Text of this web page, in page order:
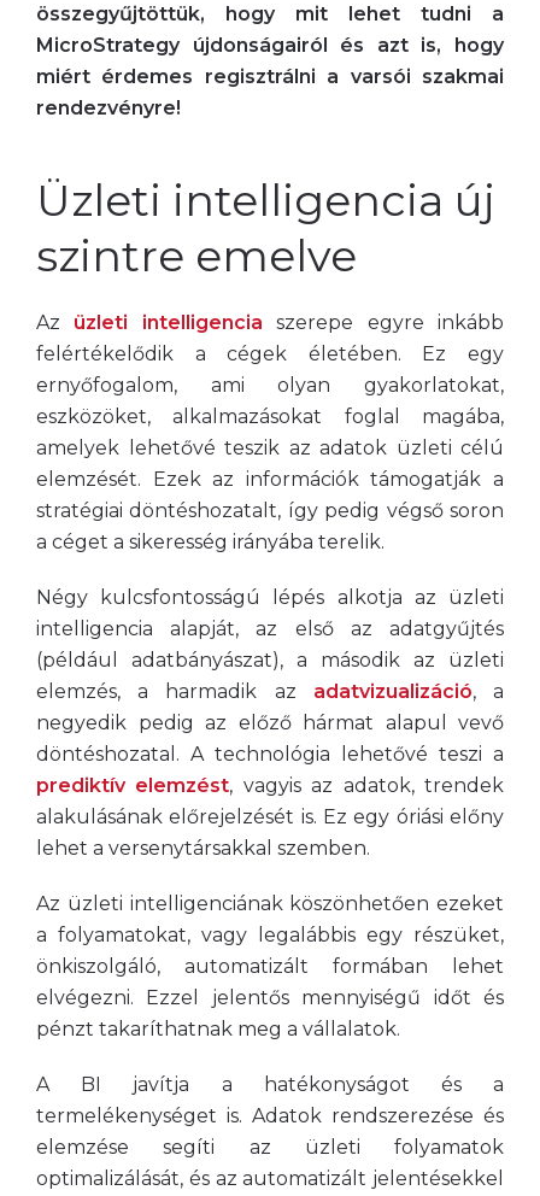
összegyűjtöttük, hogy mit lehet tudni a
MicroStrategy újdonságairól és azt is, hogy
miért érdemes regisztrálni a varsói szakmai
rendezvényre!
Üzleti intelligencia új
szintre emelve
Az üzleti intelligencia szerepe egyre inkább
felértékelődik a cégek életében. Ez egy
ernyőfogalom, ami olyan gyakorlatokat,
eszközöket, alkalmazásokat foglal magába,
amelyek lehetővé teszik az adatok üzleti célú
elemzését. Ezek az információk támogatják a
stratégiai döntéshozatalt, így pedig végső soron
a céget a sikeresség irányába terelik.
Négy kulcsfontosságú lépés alkotja az üzleti
intelligencia alapját, az első az adatgyűjtés
(például adatbányászat), a második az üzleti
elemzés, a harmadik az adatvizualizáció, a
negyedik pedig az előző hármat alapul vevő
döntéshozatal. A technológia lehetővé teszi a
prediktív elemzést, vagyis az adatok, trendek
alakulásának előrejelzését is. Ez egy óriási előny
lehet a versenytársakkal szemben.
Az üzleti intelligenciának köszönhetően ezeket
a folyamatokat, vagy legalábbis egy részüket,
önkiszolgáló, automatizált formában lehet
elvégezni. Ezzel jelentős mennyiségű időt és
pénzt takaríthatnak meg a vállalatok.
A BI javítja a hatékonyságot és a
termelékenységet is. Adatok rendszerezése és
elemzése segíti az üzleti folyamatok
optimalizálását, és az automatizált jelentésekkel